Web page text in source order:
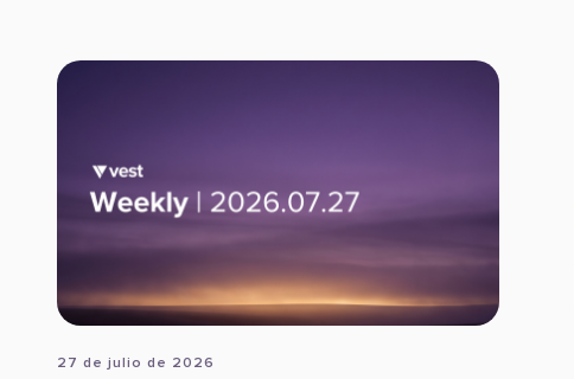
27 de julio de 2026